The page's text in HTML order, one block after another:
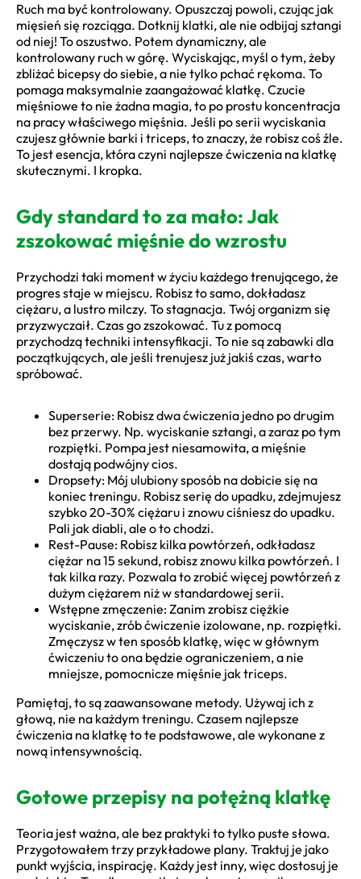
Ruch ma być kontrolowany. Opuszczaj powoli, czując jak
mięsień się rozciąga. Dotknij klatki, ale nie odbijaj sztangi
od niej! To oszustwo. Potem dynamiczny, ale
kontrolowany ruch w górę. Wyciskając, myśl o tym, żeby
zbliżać bicepsy do siebie, a nie tylko pchać rękoma. To
pomaga maksymalnie zaangażować klatkę. Czucie
mięśniowe to nie żadna magia, to po prostu koncentracja
na pracy właściwego mięśnia. Jeśli po serii wyciskania
czujesz głównie barki i triceps, to znaczy, że robisz coś źle.
To jest esencja, która czyni najlepsze ćwiczenia na klatkę
skutecznymi. I kropka.
Gdy standard to za mało: Jak
zszokować mięśnie do wzrostu
Przychodzi taki moment w życiu każdego trenującego, że
progres staje w miejscu. Robisz to samo, dokładasz
ciężaru, a lustro milczy. To stagnacja. Twój organizm się
przyzwyczaił. Czas go zszokować. Tu z pomocą
przychodzą techniki intensyfikacji. To nie są zabawki dla
początkujących, ale jeśli trenujesz już jakiś czas, warto
spróbować.
Superserie: Robisz dwa ćwiczenia jedno po drugim
bez przerwy. Np. wyciskanie sztangi, a zaraz po tym
rozpiętki. Pompa jest niesamowita, a mięśnie
dostają podwójny cios.
Dropsety: Mój ulubiony sposób na dobicie się na
koniec treningu. Robisz serię do upadku, zdejmujesz
szybko 20-30% ciężaru i znowu ciśniesz do upadku.
Pali jak diabli, ale o to chodzi.
Rest-Pause: Robisz kilka powtórzeń, odkładasz
ciężar na 15 sekund, robisz znowu kilka powtórzeń. I
tak kilka razy. Pozwala to zrobić więcej powtórzeń z
dużym ciężarem niż w standardowej serii.
Wstępne zmęczenie: Zanim zrobisz ciężkie
wyciskanie, zrób ćwiczenie izolowane, np. rozpiętki.
Zmęczysz w ten sposób klatkę, więc w głównym
ćwiczeniu to ona będzie ograniczeniem, a nie
mniejsze, pomocnicze mięśnie jak triceps.
Pamiętaj, to są zaawansowane metody. Używaj ich z
głową, nie na każdym treningu. Czasem najlepsze
ćwiczenia na klatkę to te podstawowe, ale wykonane z
nową intensywnością.
Gotowe przepisy na potężną klatkę
Teoria jest ważna, ale bez praktyki to tylko puste słowa.
Przygotowałem trzy przykładowe plany. Traktuj je jako
punkt wyjścia, inspirację. Każdy jest inny, więc dostosuj je